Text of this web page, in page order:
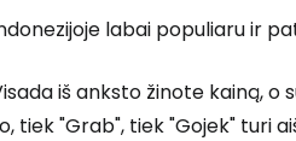
labai populiaru ir
iš anksto žinote kainą,
tiek "Grab", tiek "Gojek" turi